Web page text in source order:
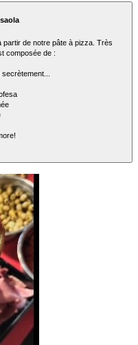
partir de notre pâte à pizza. Très
composée de :